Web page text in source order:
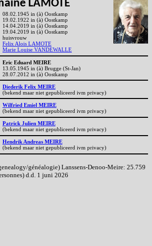
LAMOTE
08.02.1945 in (à) Oostkamp
19.02.1922 in (à) Oostkamp
14.04.2019 in (à) Oostkamp
19.04.2019 in (à) Oostkamp
huisvrouw
Felix Alois LAMOTE
Marie Louise VANDEWALLE
Eric Eduard MEIRE
13.05.1945 in (à) Brugge (St-Jan)
28.07.2012 in (à) Oostkamp
Diederik Felix MEIRE
(bekend maar niet gepubliceerd ivm privacy)
Wilfried Emiel MEIRE
(bekend maar niet gepubliceerd ivm privacy)
Patrick Julien MEIRE
(bekend maar niet gepubliceerd ivm privacy)
Hendrik Andreas MEIRE
(bekend maar niet gepubliceerd ivm privacy)
généalogie) Lanssens-Denoo-Meire: 25.759
d.d. 1 juni 2026